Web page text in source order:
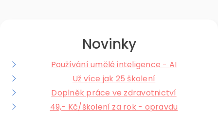
Novinky
Používání umělé inteligence - AI
Už více jak 25 školení
Doplněk práce ve zdravotnictví
49,- Kč/školení za rok - opravdu